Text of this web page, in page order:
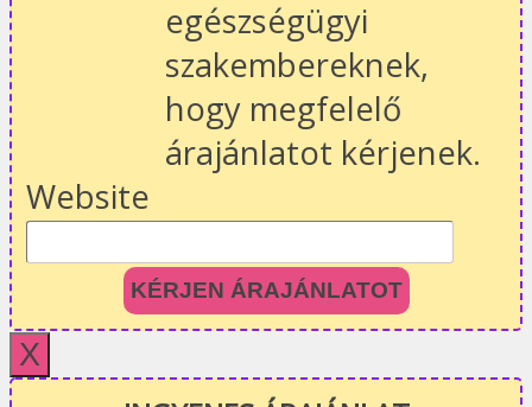
egészségügyi
szakembereknek,
hogy megfelelő
árajánlatot kérjenek.
Website
KÉRJEN ÁRAJÁNLATOT
X